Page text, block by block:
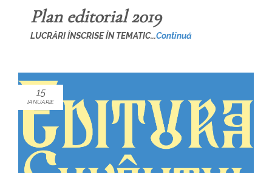
Plan editorial 2019
LUCRĂRI ÎNSCRISE ÎN TEMATIC...Continuă
15
IANUARIE